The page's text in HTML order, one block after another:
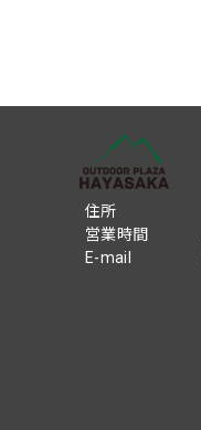
住所
営業時間
E-mail